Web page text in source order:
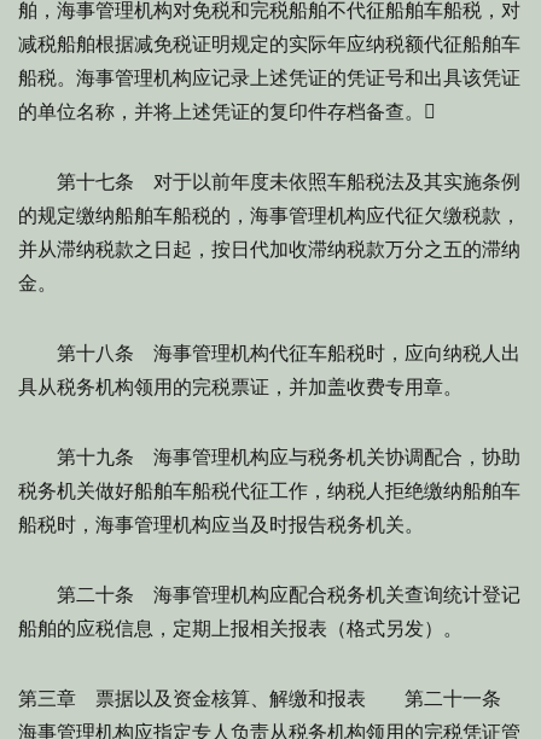
舶，海事管理机构对免税和完税船舶不代征船舶车船税，对
减税船舶根据减免税证明规定的实际年应纳税额代征船舶车
船税。海事管理机构应记录上述凭证的凭证号和出具该凭证
的单位名称，并将上述凭证的复印件存档备查。
第十七条 对于以前年度未依照车船税法及其实施条例
的规定缴纳船舶车船税的，海事管理机构应代征欠缴税款，
并从滞纳税款之日起，按日代加收滞纳税款万分之五的滞纳
金。
第十八条 海事管理机构代征车船税时，应向纳税人出
具从税务机构领用的完税票证，并加盖收费专用章。
第十九条 海事管理机构应与税务机关协调配合，协助
税务机关做好船舶车船税代征工作，纳税人拒绝缴纳船舶车
船税时，海事管理机构应当及时报告税务机关。
第二十条 海事管理机构应配合税务机关查询统计登记
船舶的应税信息，定期上报相关报表（格式另发）。
第三章 票据以及资金核算、解缴和报表 第二十一条
海事管理机构应指定专人负责从税务机构领用的完税凭证管